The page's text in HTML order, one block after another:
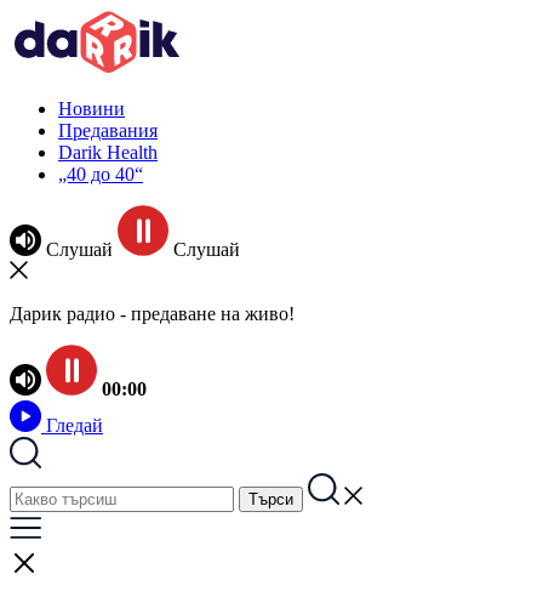
Новини
Предавания
Darik Health
„40 до 40“
Слушай Слушай
Дарик радио - предаване на живо!
00:00
Гледай